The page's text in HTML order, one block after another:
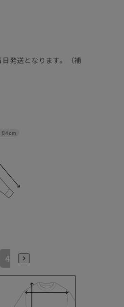
発送となります。（補
84cm
4386